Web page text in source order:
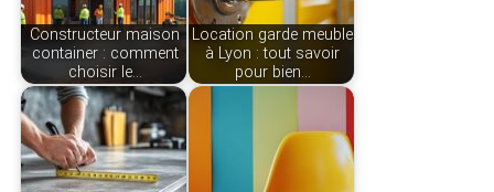
Constructeur maison
container : comment
choisir le…
Location garde meuble
à Lyon : tout savoir
pour bien…